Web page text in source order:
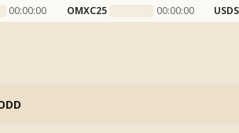
00:00:00 OMXC25 00:00:00